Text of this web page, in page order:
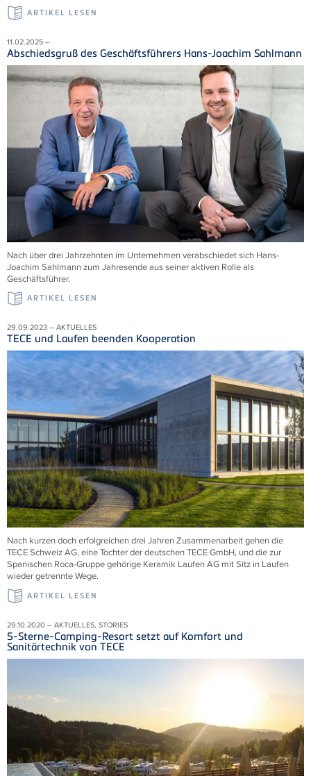
ARTIKEL LESEN
11.02.2025 –
Abschiedsgruß des Geschäftsführers Hans-Joachim Sahlmann
Nach über drei Jahrzehnten im Unternehmen verabschiedet sich Hans-
Joachim Sahlmann zum Jahresende aus seiner aktiven Rolle als
Geschäftsführer.
ARTIKEL LESEN
29.09.2023 – AKTUELLES
TECE und Laufen beenden Kooperation
Nach kurzen doch erfolgreichen drei Jahren Zusammenarbeit gehen die
TECE Schweiz AG, eine Tochter der deutschen TECE GmbH, und die zur
Spanischen Roca-Gruppe gehörige Keramik Laufen AG mit Sitz in Laufen
wieder getrennte Wege.
ARTIKEL LESEN
29.10.2020 – AKTUELLES, STORIES
5-Sterne-Camping-Resort setzt auf Komfort und
Sanitärtechnik von TECE